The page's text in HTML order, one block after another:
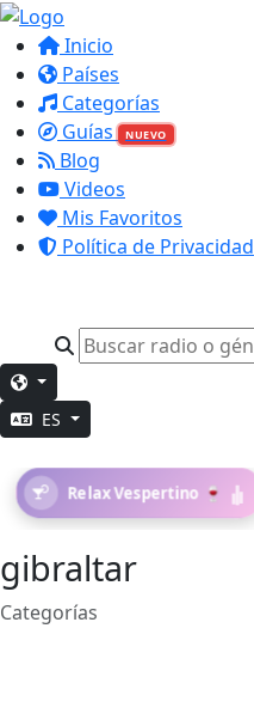
Inicio
Países
Categorías
Guías
NUEVO
Blog
Videos
Mis Favoritos
Política de Privacidad
ES
Relax Vespertino 🍷
gibraltar
Categorías